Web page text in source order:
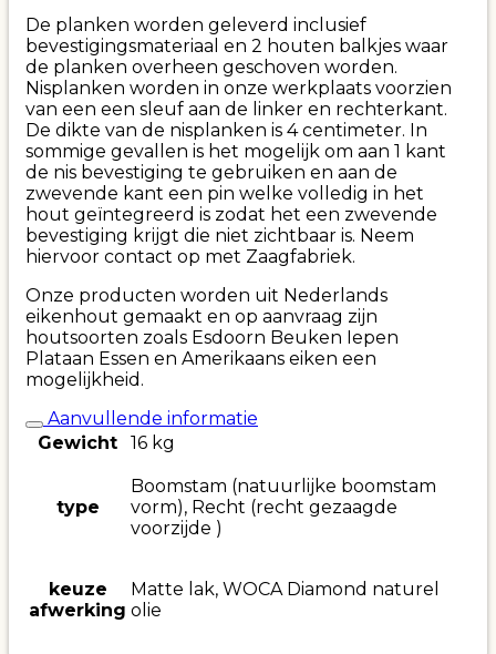
De planken worden geleverd inclusief
bevestigingsmateriaal en 2 houten balkjes waar
de planken overheen geschoven worden.
Nisplanken worden in onze werkplaats voorzien
van een een sleuf aan de linker en rechterkant.
De dikte van de nisplanken is 4 centimeter. In
sommige gevallen is het mogelijk om aan 1 kant
de nis bevestiging te gebruiken en aan de
zwevende kant een pin welke volledig in het
hout geïntegreerd is zodat het een zwevende
bevestiging krijgt die niet zichtbaar is. Neem
hiervoor contact op met Zaagfabriek.
Onze producten worden uit Nederlands
eikenhout gemaakt en op aanvraag zijn
houtsoorten zoals Esdoorn Beuken Iepen
Plataan Essen en Amerikaans eiken een
mogelijkheid.
Aanvullende informatie
Gewicht
16 kg
type
Boomstam (natuurlijke boomstam
vorm), Recht (recht gezaagde
voorzijde )
keuze
afwerking
Matte lak, WOCA Diamond naturel
olie